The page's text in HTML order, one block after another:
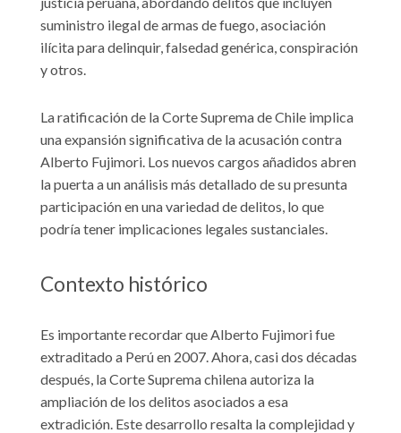
suministro ilegal de armas de fuego, asociación
ilícita para delinquir, falsedad genérica, conspiración
y otros.
La ratificación de la Corte Suprema de Chile implica
una expansión significativa de la acusación contra
Alberto Fujimori. Los nuevos cargos añadidos abren
la puerta a un análisis más detallado de su presunta
participación en una variedad de delitos, lo que
podría tener implicaciones legales sustanciales.
Contexto histórico
Es importante recordar que Alberto Fujimori fue
extraditado a Perú en 2007. Ahora, casi dos décadas
después, la Corte Suprema chilena autoriza la
ampliación de los delitos asociados a esa
extradición. Este desarrollo resalta la complejidad y